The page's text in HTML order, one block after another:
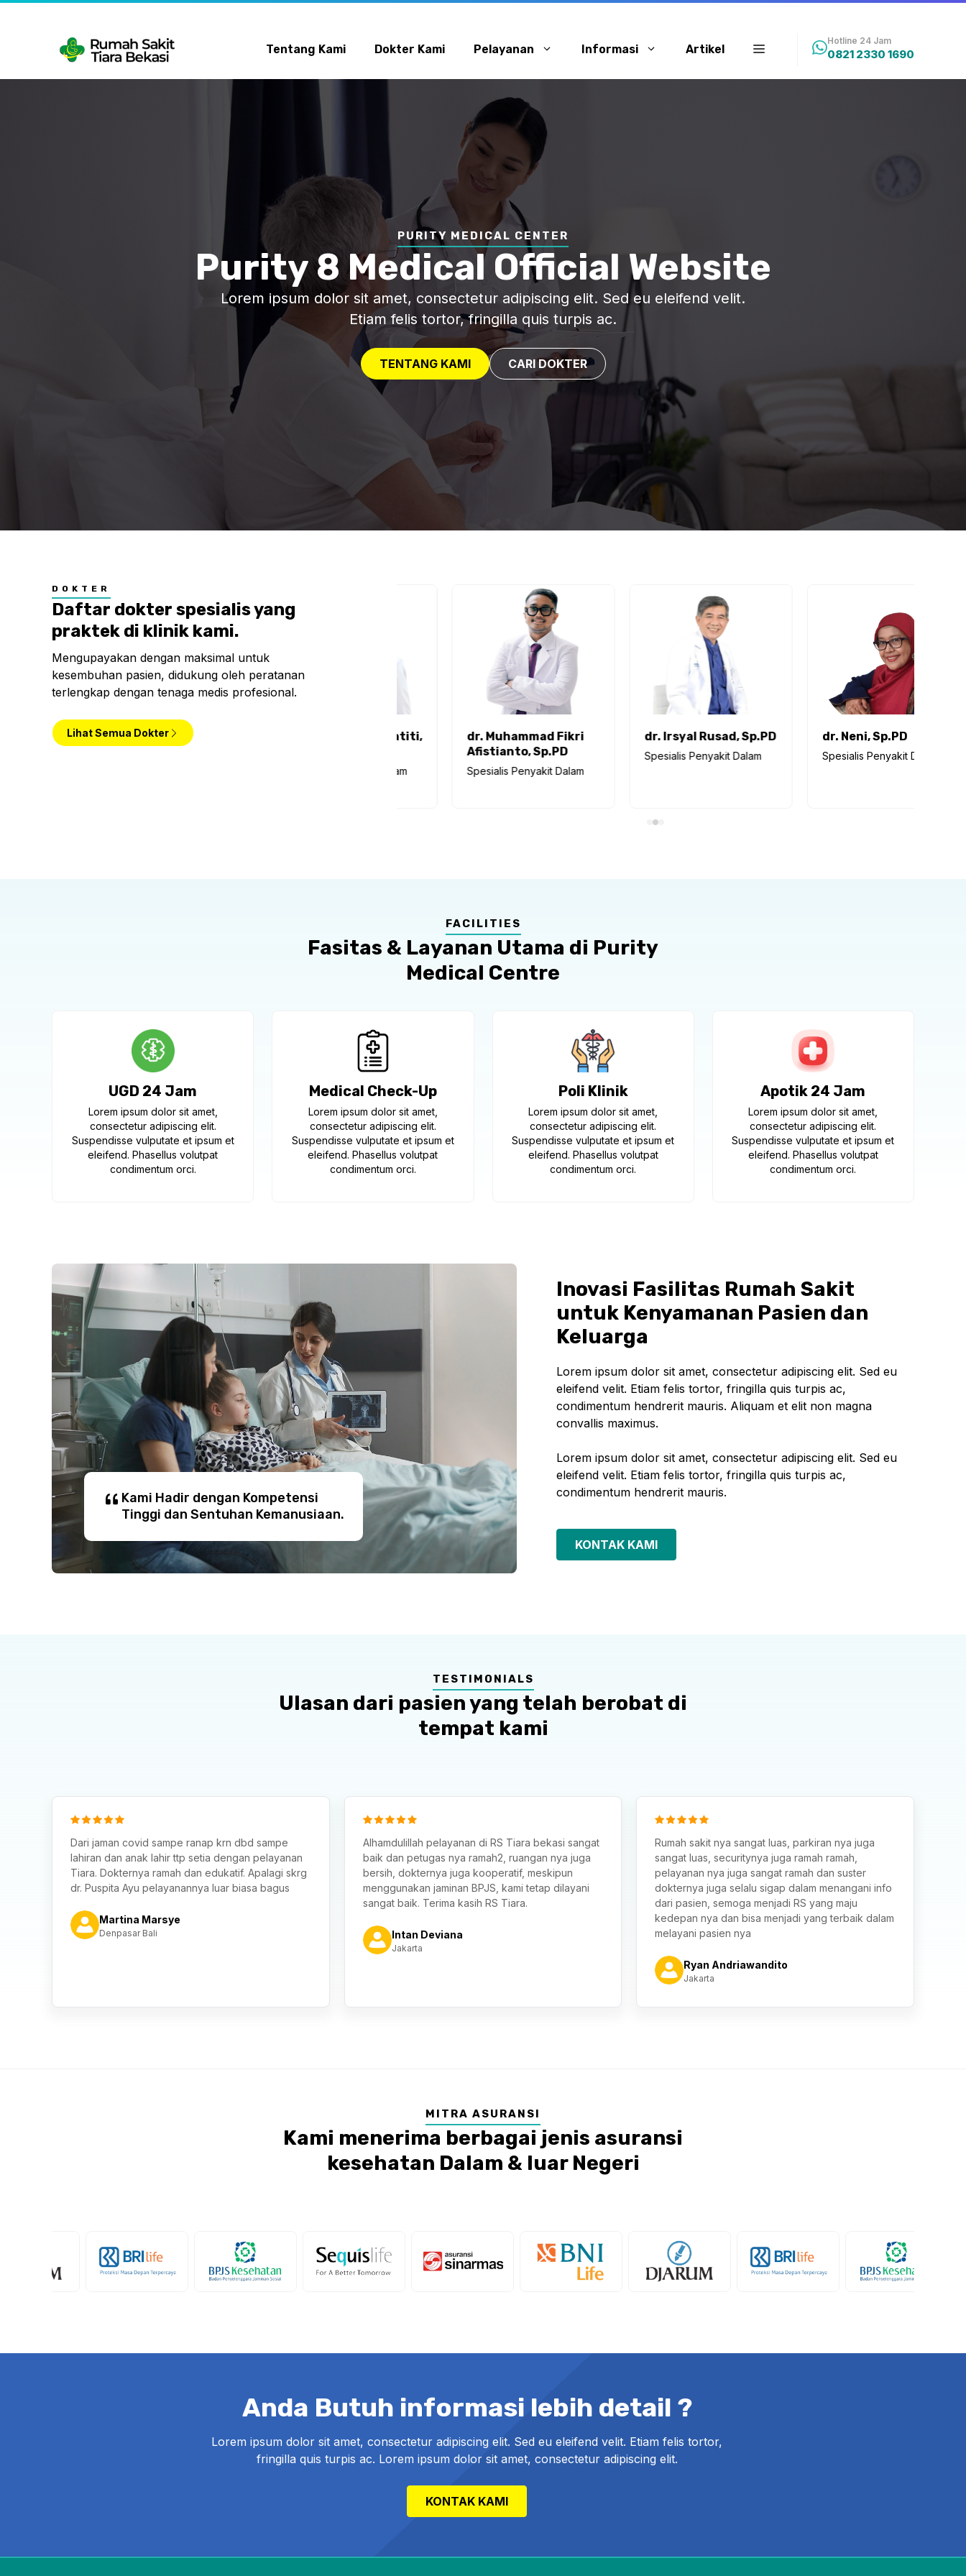
Hotline 24 Jam
0821 2330 1690
Tentang Kami Dokter Kami Pelayanan Informasi Artikel
PURITY MEDICAL CENTER
Purity 8 Medical Official Website
Lorem ipsum dolor sit amet, consectetur adipiscing elit. Sed eu eleifend velit.
Etiam felis tortor, fringilla quis turpis ac.
TENTANG KAMI CARI DOKTER
DOKTER
Daftar dokter spesialis yang
praktek di klinik kami.
Mengupayakan dengan maksimal untuk
kesembuhan pasien, didukung oleh peratanan
terlengkap dengan tenaga medis profesional.
Lihat Semua Dokter
dr. Andri Feisal
dr. Muhammad Fikri
Afistianto, Sp.PD
Spesialis Penyakit Dalam
dr. Irsyal Rusad, Sp.PD
Spesialis Penyakit Dalam
dr. Neni, Sp.PD
Spesialis Penyakit Dalam
FACILITIES
Fasitas & Layanan Utama di Purity
Medical Centre
UGD 24 Jam
Lorem ipsum dolor sit amet,
consectetur adipiscing elit.
Suspendisse vulputate et ipsum et
eleifend. Phasellus volutpat
condimentum orci.
Medical Check-Up
Lorem ipsum dolor sit amet,
consectetur adipiscing elit.
Suspendisse vulputate et ipsum et
eleifend. Phasellus volutpat
condimentum orci.
Poli Klinik
Lorem ipsum dolor sit amet,
consectetur adipiscing elit.
Suspendisse vulputate et ipsum et
eleifend. Phasellus volutpat
condimentum orci.
Apotik 24 Jam
Lorem ipsum dolor sit amet,
consectetur adipiscing elit.
Suspendisse vulputate et ipsum et
eleifend. Phasellus volutpat
condimentum orci.
Kami Hadir dengan Kompetensi
Tinggi dan Sentuhan Kemanusiaan.
Inovasi Fasilitas Rumah Sakit
untuk Kenyamanan Pasien dan
Keluarga
Lorem ipsum dolor sit amet, consectetur adipiscing elit. Sed eu
eleifend velit. Etiam felis tortor, fringilla quis turpis ac,
condimentum hendrerit mauris. Aliquam et elit non magna
convallis maximus.
Lorem ipsum dolor sit amet, consectetur adipiscing elit. Sed eu
eleifend velit. Etiam felis tortor, fringilla quis turpis ac,
condimentum hendrerit mauris.
KONTAK KAMI
TESTIMONIALS
Ulasan dari pasien yang telah berobat di
tempat kami
Dari jaman covid sampe ranap krn dbd sampe
lahiran dan anak lahir ttp setia dengan pelayanan
Tiara. Dokternya ramah dan edukatif. Apalagi skrg
dr. Puspita Ayu pelayanannya luar biasa bagus
Martina Marsye
Denpasar Bali
Alhamdulillah pelayanan di RS Tiara bekasi sangat
baik dan petugas nya ramah2, ruangan nya juga
bersih, dokternya juga kooperatif, meskipun
menggunakan jaminan BPJS, kami tetap dilayani
sangat baik. Terima kasih RS Tiara.
Intan Deviana
Jakarta
Rumah sakit nya sangat luas, parkiran nya juga
sangat luas, securitynya juga ramah ramah,
pelayanan nya juga sangat ramah dan suster
dokternya juga selalu sigap dalam menangani info
dari pasien, semoga menjadi RS yang maju
kedepan nya dan bisa menjadi yang terbaik dalam
melayani pasien nya
Ryan Andriawandito
Jakarta
MITRA ASURANSI
Kami menerima berbagai jenis asuransi
kesehatan Dalam & luar Negeri
Anda Butuh informasi lebih detail ?
Lorem ipsum dolor sit amet, consectetur adipiscing elit. Sed eu eleifend velit. Etiam felis tortor,
fringilla quis turpis ac. Lorem ipsum dolor sit amet, consectetur adipiscing elit.
KONTAK KAMI